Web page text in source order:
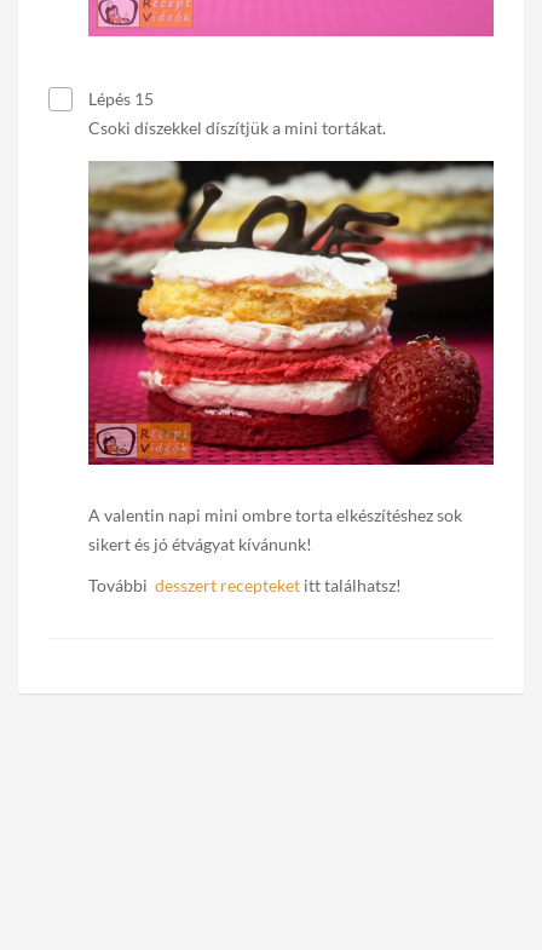
Lépés 15
Csoki díszekkel díszítjük a mini tortákat.
A valentin napi mini ombre torta elkészítéshez sok
sikert és jó étvágyat kívánunk!
További desszert recepteket itt találhatsz!